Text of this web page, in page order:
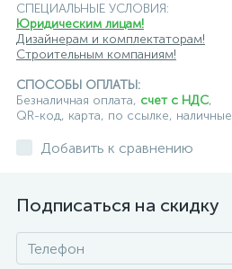
СПЕЦИАЛЬНЫЕ УСЛОВИЯ:
Юридическим лицам!
Дизайнерам и комплектаторам!
Строительным компаниям!
СПОСОБЫ ОПЛАТЫ:
Безналичная оплата, счет с НДС,
QR-код, карта, по ссылке, наличные
Добавить к сравнению
Подписаться на скидку